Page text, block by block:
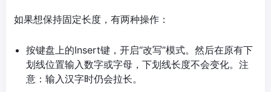
如果想保持固定长度，有两种操作：
按键盘上的Insert键，开启“改写”模式。然后在原有下
划线位置输入数字或字母，下划线长度不会变化。注
意：输入汉字时仍会拉长。